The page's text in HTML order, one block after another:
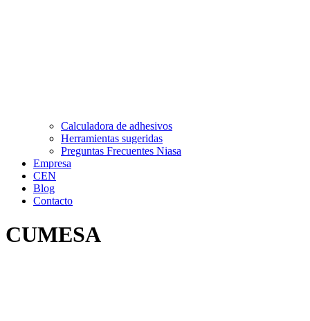
Calculadora de adhesivos
Herramientas sugeridas
Preguntas Frecuentes Niasa
Empresa
CEN
Blog
Contacto
CUMESA